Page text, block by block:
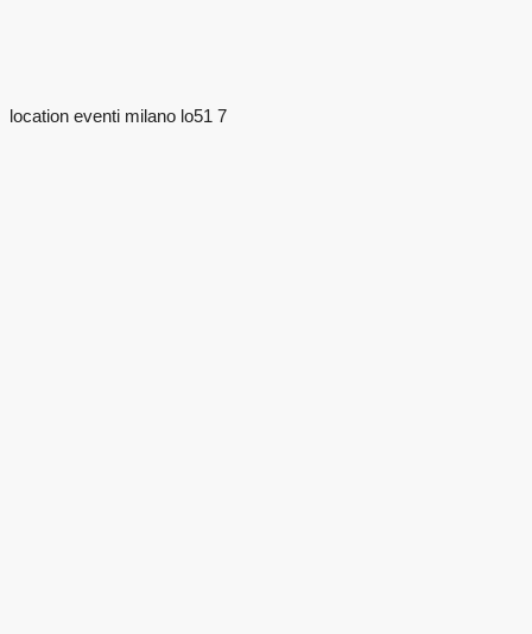
location eventi milano lo51 7